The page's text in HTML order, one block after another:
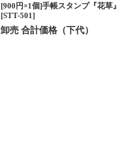
[900円×1個]手帳スタンプ『花草』
[STT-501]
卸売 合計価格（下代）